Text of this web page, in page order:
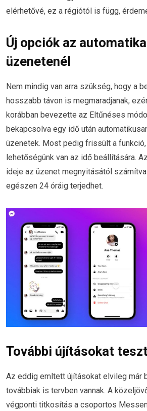
elérhetővé, ez a régiótól is függ,
Új opciók az
üzenetenél
Nem mindig van arra szükség, hogy a
hosszabb távon is megmaradjanak,
korábban bevezette az Eltűnéses
bekapcsolva egy idő után
üzenetek. Most pedig frissült a
lehetőségünk van az idő beállítására.
ideje az üzenet megnyitásától
egészen 24 óráig terjedhet.
További újításokat
Az eddig emltett újításokat elvileg már
továbbiak is tervben vannak. A
végponti titkosítás a csoportos